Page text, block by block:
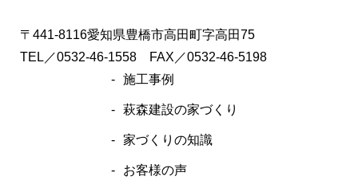
〒441-8116愛知県豊橋市高田町字高田75
TEL／0532-46-1558 FAX／0532-46-5198
施工事例
萩森建設の家づくり
家づくりの知識
お客様の声